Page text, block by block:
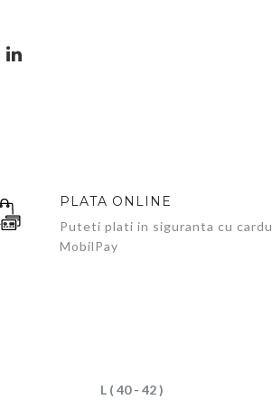
PLATA ONLINE
Puteti plati in siguranta cu
MobilPay
L ( 40 - 42 )